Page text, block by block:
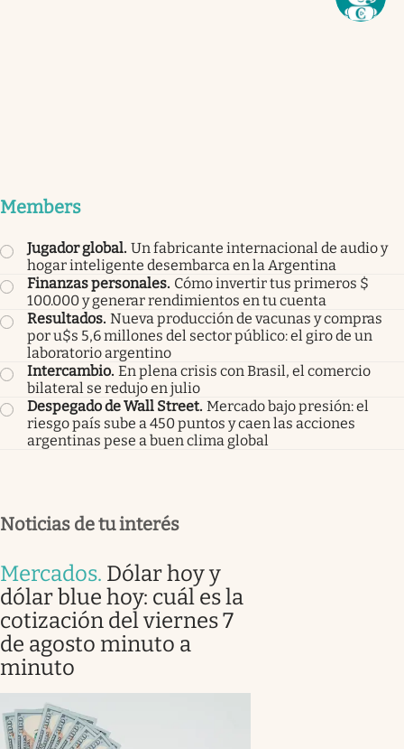
Members
Jugador global. Un fabricante internacional de audio y
hogar inteligente desembarca en la Argentina
Finanzas personales. Cómo invertir tus primeros $
100.000 y generar rendimientos en tu cuenta
Resultados. Nueva producción de vacunas y compras
por u$s 5,6 millones del sector público: el giro de un
laboratorio argentino
Intercambio. En plena crisis con Brasil, el comercio
bilateral se redujo en julio
Despegado de Wall Street. Mercado bajo presión: el
riesgo país sube a 450 puntos y caen las acciones
argentinas pese a buen clima global
Noticias de tu interés
Mercados. Dólar hoy y
dólar blue hoy: cuál es la
cotización del viernes 7
de agosto minuto a
minuto